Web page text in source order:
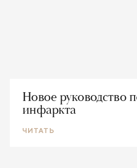
Новое руководство
инфаркта
ЧИТАТЬ